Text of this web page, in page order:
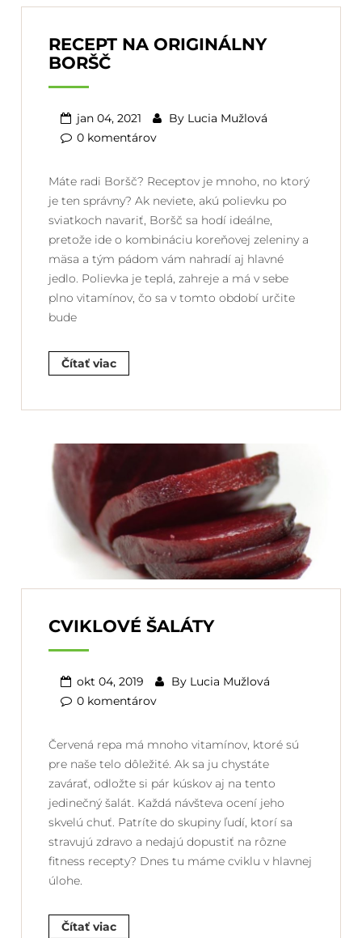
RECEPT NA ORIGINÁLNY
BORŠČ
jan 04, 2021 By Lucia Mužlová
0 komentárov
Máte radi Boršč? Receptov je mnoho, no ktorý
je ten správny? Ak neviete, akú polievku po
sviatkoch navariť, Boršč sa hodí ideálne,
pretože ide o kombináciu koreňovej zeleniny a
mäsa a tým pádom vám nahradí aj hlavné
jedlo. Polievka je teplá, zahreje a má v sebe
plno vitamínov, čo sa v tomto období určite
bude
Čítať viac
CVIKLOVÉ ŠALÁTY
okt 04, 2019 By Lucia Mužlová
0 komentárov
Červená repa má mnoho vitamínov, ktoré sú
pre naše telo dôležité. Ak sa ju chystáte
zavárať, odložte si pár kúskov aj na tento
jedinečný šalát. Každá návšteva ocení jeho
skvelú chuť. Patríte do skupiny ľudí, ktorí sa
stravujú zdravo a nedajú dopustiť na rôzne
fitness recepty? Dnes tu máme cviklu v hlavnej
úlohe.
Čítať viac